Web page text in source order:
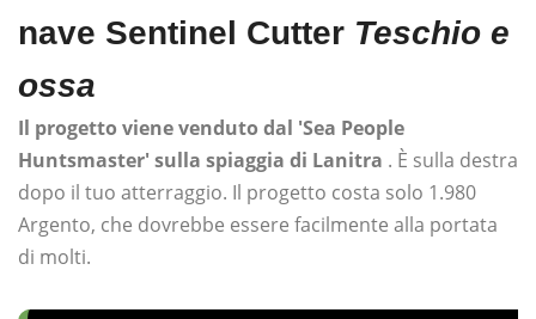
nave Sentinel Cutter Teschio e
ossa
Il progetto viene venduto dal 'Sea People
Huntsmaster' sulla spiaggia di Lanitra . È sulla destra
dopo il tuo atterraggio. Il progetto costa solo 1.980
Argento, che dovrebbe essere facilmente alla portata
di molti.